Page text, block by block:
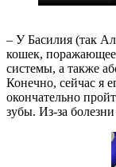
– У Басилия (так
кошек,
системы, а также
Конечно, сейчас я
окончательно
зубы. Из-за